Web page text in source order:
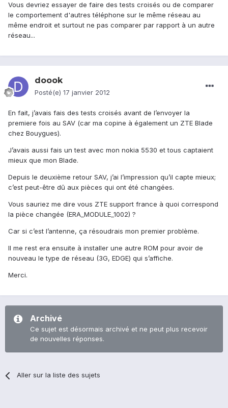
Vous devriez essayer de faire des tests croisés ou de comparer
le comportement d'autres téléphone sur le même réseau au
même endroit et surtout ne pas comparer par rapport à un autre
réseau...
doook
Posté(e) 17 janvier 2012
En fait, j’avais fais des tests croisés avant de l’envoyer la
premiere fois au SAV (car ma copine à également un ZTE Blade
chez Bouygues).
J’avais aussi fais un test avec mon nokia 5530 et tous captaient
mieux que mon Blade.
Depuis le deuxième retour SAV, j’ai l’impression qu’il capte mieux;
c’est peut-être dû aux pièces qui ont été changées.
Vous sauriez me dire vous ZTE support france à quoi correspond
la pièce changée (ERA_MODULE_1002) ?
Car si c’est l’antenne, ça résoudrais mon premier problème.
Il me rest era ensuite à installer une autre ROM pour avoir de
nouveau le type de réseau (3G, EDGE) qui s’affiche.
Merci.
Archivé
Ce sujet est désormais archivé et ne peut plus recevoir
de nouvelles réponses.
Aller sur la liste des sujets